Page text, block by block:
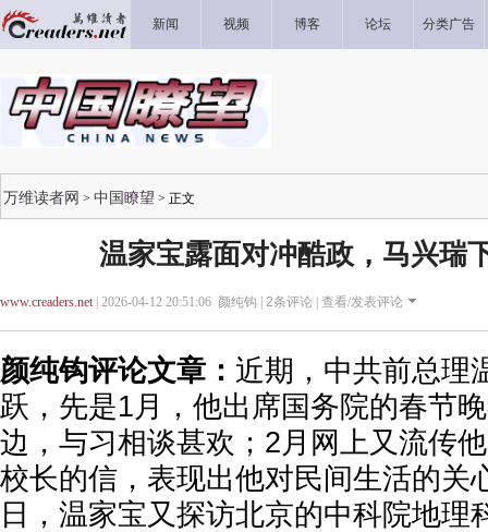
新闻 视频 博客 论坛 分类广告
万维读者网 > 中国瞭望 > 正文
温家宝露面对冲酷政，马兴瑞
www.creaders.net| 2026-04-12 20:51:06 颜纯钩 | 2条评论 | 查看/发表评论
颜纯钩评论文章： 近期，中共前总理
跃，先是1月，他出席国务院的春节
边，与习相谈甚欢；2月网上又流传
校长的信，表现出他对民间生活的关
日，温家宝又探访北京的中科院地理